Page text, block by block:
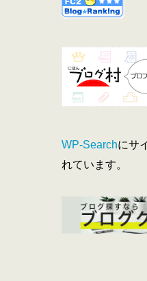
WP-Searchにサ
れています。